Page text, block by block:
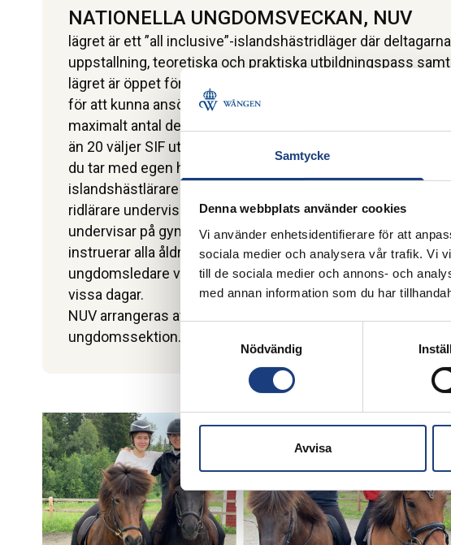
Samtycke
Denna webbplats använder cookies
Vi använder enhetsidentifierare för att
sociala medier och analysera vår trafik. Vi
till de sociala medier och annons- och
med annan information som du har
Nödvändig
Avvisa
NATIONELLA UNGDOMSVECKAN, NUV
lägret är ett ”all inclusive”-islandshästridläger där
uppstallning, teoretiska och praktiska utbildningspass
lägret är öppet för ungdomar 12
för att kunna ansöka så krävs det att du är medlem i SIF
maximalt antal deltagare är 20 stycken och minst antal
än 20 väljer SIF ut vilka som får delta.
du tar med egen häst eller hyr en skolhäst av Wången.
islandshästlärare Camilla Hed ansvarar för planeringen av
ridlärare undervisar, men även hippologstudenter kan ha
undervisar på gymnasie- och universitetsnivå men arbetar
instruerar alla åldrar och nivåer på ryttare.
ungdomsledare via SIF finns med för att ordna aktiviteter
vissa dagar.
NUV arrangeras av Wången i samverkan med
ungdomssektion.